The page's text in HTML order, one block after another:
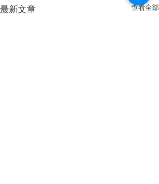
最新文章 查看全部